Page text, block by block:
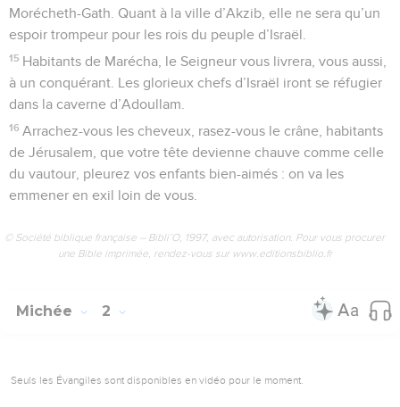
Morécheth-Gath. Quant à la ville d’Akzib, elle ne sera qu’un
espoir trompeur pour les rois du peuple d’Israël.
15 Habitants de Marécha, le Seigneur vous livrera, vous aussi,
à un conquérant. Les glorieux chefs d’Israël iront se réfugier
dans la caverne d’Adoullam.
16 Arrachez-vous les cheveux, rasez-vous le crâne, habitants
de Jérusalem, que votre tête devienne chauve comme celle
du vautour, pleurez vos enfants bien-aimés : on va les
emmener en exil loin de vous.
© Société biblique française – Bibli’O, 1997, avec autorisation. Pour vous procurer
une Bible imprimée, rendez-vous sur www.editionsbiblio.fr
Michée 2
Seuls les Évangiles sont disponibles en vidéo pour le moment.